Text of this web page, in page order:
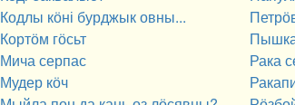
Кодлы кӧні бурджык овны...
Кортӧм гӧсьт
Мича серпас
Мудер кӧч
Рака